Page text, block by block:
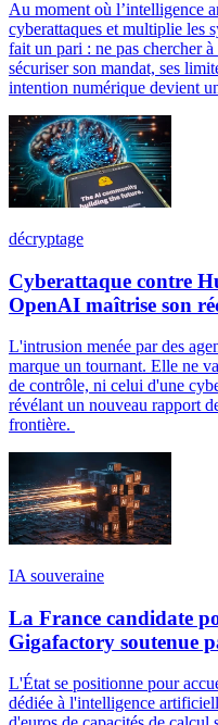
Au moment où l’intelligence
cyberattaques et multiplie les
fait un pari : ne pas chercher
sécuriser son mandat, ses
intention numérique devient
décryptage
Cyberattaque contre
OpenAI maîtrise son
L'intrusion menée par des
marque un tournant. Elle ne
de contrôle, ni celui d'une
révélant un nouveau rapport
frontière.
IA souveraine
La France candidate
Gigafactory soutenue
L'État se positionne pour
dédiée à l'intelligence